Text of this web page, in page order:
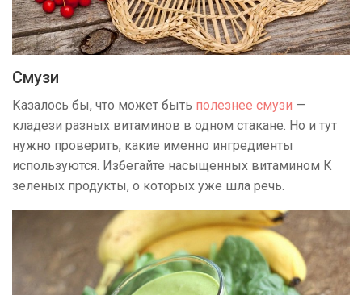
Смузи
Казалось бы, что может быть полезнее смузи —
кладези разных витаминов в одном стакане. Но и тут
нужно проверить, какие именно ингредиенты
используются. Избегайте насыщенных витамином К
зеленых продукты, о которых уже шла речь.